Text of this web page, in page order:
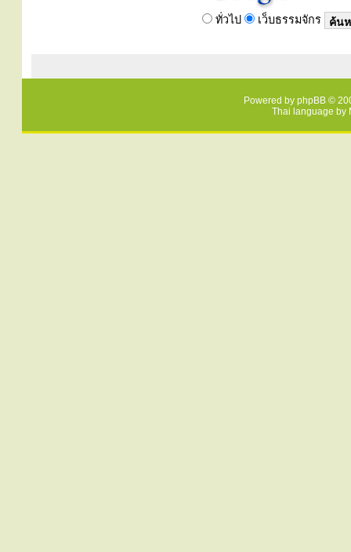
ทั่วไป เว็บธรรมจักร
Powered by phpBB ©
Thai language by